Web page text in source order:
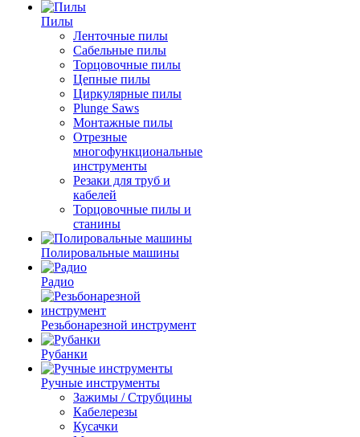
Пилы
Ленточные пилы
Сабельные пилы
Торцовочные пилы
Цепные пилы
Циркулярные пилы
Plunge Saws
Монтажные пилы
Отрезные
многофункциональные
инструменты
Резаки для труб и
кабелей
Торцовочные пилы и
станины
Полировальные машины
Радио
Резьбонарезной инструмент
Рубанки
Ручные инструменты
Зажимы / Струбцины
Кабелерезы
Кусачки